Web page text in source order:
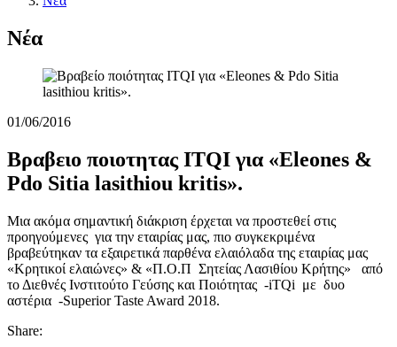
Νέα
01/06/2016
Βραβειο ποιοτητας ITQI για «Eleones &
Pdo Sitia lasithiou kritis».
Μια ακόμα σημαντική διάκριση έρχεται να προστεθεί στις
προηγούμενες για την εταιρίας μας, πιο συγκεκριμένα
βραβεύτηκαν τα εξαιρετικά παρθένα ελαιόλαδα της εταιρίας μας
«Κρητικοί ελαιώνες» & «Π.Ο.Π Σητείας Λασιθίου Κρήτης» από
το Διεθνές Ινστιτούτο Γεύσης και Ποιότητας -iTQi με δυο
αστέρια -Superior Taste Award 2018.
Share: